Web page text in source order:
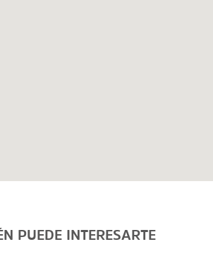
PUEDE INTERESARTE